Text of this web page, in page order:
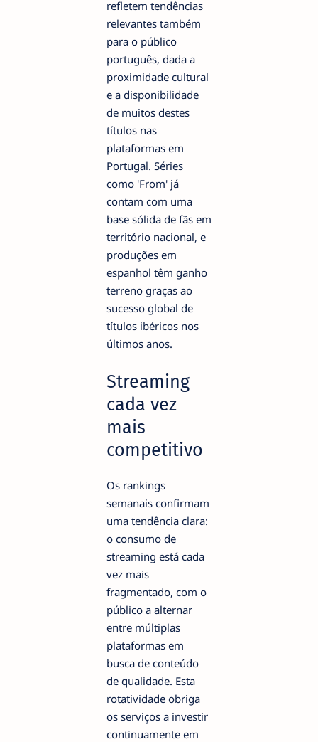
refletem tendências
relevantes também
para o público
português, dada a
proximidade cultural
e a disponibilidade
de muitos destes
títulos nas
plataformas em
Portugal. Séries
como 'From' já
contam com uma
base sólida de fãs em
território nacional, e
produções em
espanhol têm ganho
terreno graças ao
sucesso global de
títulos ibéricos nos
últimos anos.
Streaming
cada vez
mais
competitivo
Os rankings
semanais confirmam
uma tendência clara:
o consumo de
streaming está cada
vez mais
fragmentado, com o
público a alternar
entre múltiplas
plataformas em
busca de conteúdo
de qualidade. Esta
rotatividade obriga
os serviços a investir
continuamente em